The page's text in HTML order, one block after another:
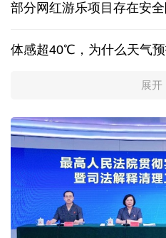
部分网红游乐项目存在安
体感超40℃，为什么天气
服务实体经济 财政金融打出
31省份上半年外贸成绩单
比一张A4纸还要薄！我国
让药品更好触达患者 多款
展开